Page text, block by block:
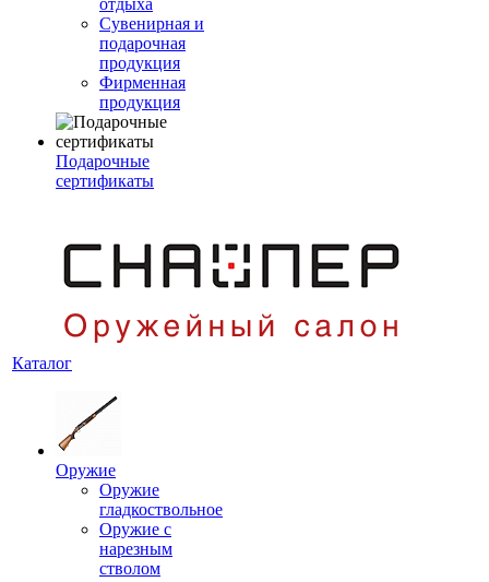
отдыха
Сувенирная и
подарочная
продукция
Фирменная
продукция
Подарочные
сертификаты
Каталог
Оружие
Оружие
гладкоствольное
Оружие с
нарезным
стволом